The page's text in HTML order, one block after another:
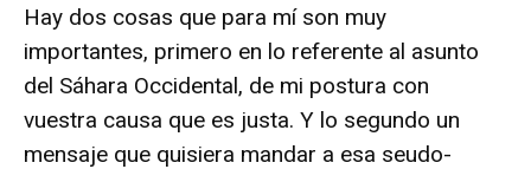
Hay dos cosas que para mí son muy
importantes, primero en lo referente al asunto
del Sáhara Occidental, de mi postura con
vuestra causa que es justa. Y lo segundo un
mensaje que quisiera mandar a esa seudo-